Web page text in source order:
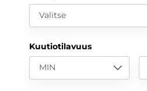
Valitse
Kuutiotilavuus
MIN